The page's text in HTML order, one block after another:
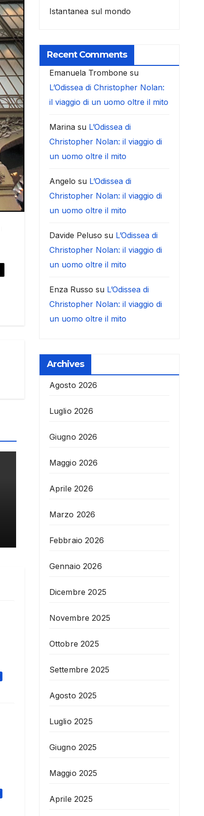
Istantanea sul mondo
Recent Comments
Emanuela Trombone su
L’Odissea di Christopher Nolan:
il viaggio di un uomo oltre il mito
Marinasu L’Odissea di
Christopher Nolan: il viaggio di
un uomo oltre il mito
Angelo su L’Odissea di
Christopher Nolan: il viaggio di
un uomo oltre il mito
Davide Peluso su L’Odissea di
Christopher Nolan: il viaggio di
un uomo oltre il mito
Enza Russo su L’Odissea di
Christopher Nolan: il viaggio di
un uomo oltre il mito
Archives
Agosto 2026
Luglio 2026
Giugno 2026
Maggio 2026
Aprile 2026
Marzo 2026
Febbraio 2026
Gennaio 2026
Dicembre 2025
Novembre 2025
Ottobre 2025
Settembre 2025
Agosto 2025
Luglio 2025
Giugno 2025
Maggio 2025
Aprile 2025